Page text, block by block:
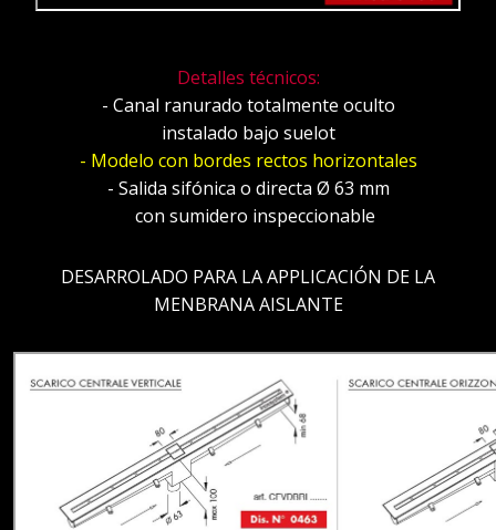
Detalles técnicos:
- Canal ranurado totalmente oculto
instalado bajo suelot
- Modelo con bordes rectos horizontales
- Salida sifónica o directa Ø 63 mm
con sumidero inspeccionable
DESARROLADO PARA LA APPLICACIÓN DE LA
MENBRANA AISLANTE